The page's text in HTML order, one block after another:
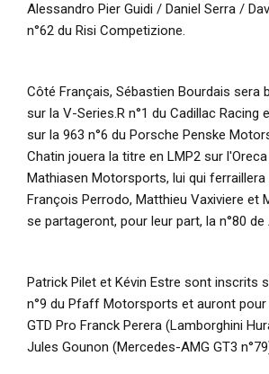
Alessandro Pier Guidi / Daniel Serra /
n°62 du Risi Competizione.
Côté Français, Sébastien Bourdais sera
sur la V-Series.R n°1 du Cadillac Racing
sur la 963 n°6 du Porsche Penske
Chatin jouera la titre en LMP2 sur l'Oreca
Mathiasen Motorsports, lui qui
François Perrodo, Matthieu Vaxiviere et
se partageront, pour leur part, la n°80 de
Patrick Pilet et Kévin Estre sont inscrits
n°9 du Pfaff Motorsports et auront pour
GTD Pro Franck Perera (Lamborghini
Jules Gounon (Mercedes-AMG GT3